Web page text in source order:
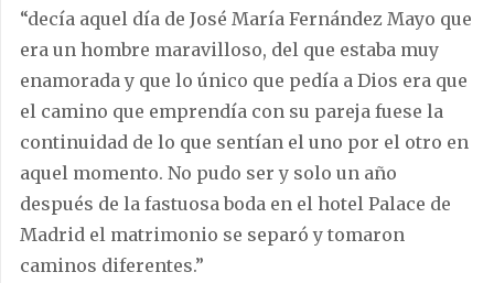
“decía aquel día de José María Fernández Mayo que
era un hombre maravilloso, del que estaba muy
enamorada y que lo único que pedía a Dios era que
el camino que emprendía con su pareja fuese la
continuidad de lo que sentían el uno por el otro en
aquel momento. No pudo ser y solo un año
después de la fastuosa boda en el hotel Palace de
Madrid el matrimonio se separó y tomaron
caminos diferentes.”